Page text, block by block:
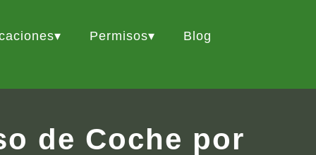
Permisos Blog
de Coche por